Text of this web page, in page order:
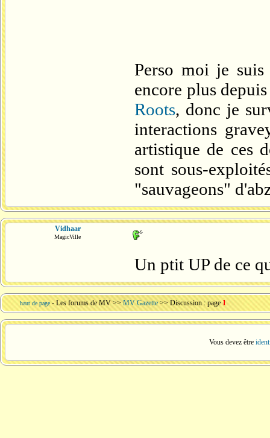
Perso moi je
encore plus
Roots, donc je
interactions
artistique de ces
sont sous-
"sauvageons"
Vidhaar
MagicVille
Un ptit UP de ce
haut de page -Les forums de MV>>MV Gazette>> Discussion : page1
Vous devez être